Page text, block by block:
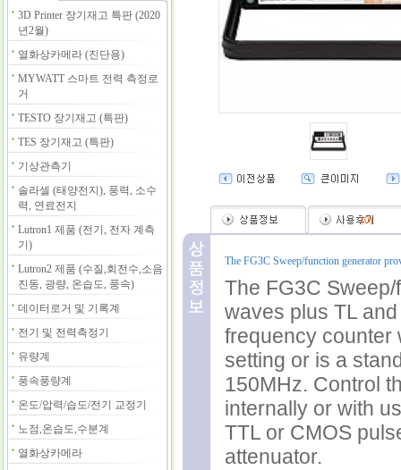
3D Printer 장기재고 특판 (2020
년2월)
열화상카메라 (진단용)
MYWATT 스마트 전력 측정로
거
TESTO 장기재고 (특판)
TES 장기재고 (특판)
기상관측기
솔라셀 (태양전지), 풍력, 소수
력, 연료전지
Lutron1 제품 (전기, 전자 계측
기)
Lutron2 제품 (수질,회전수,소음
진동, 광량, 온습도, 풍속)
데이터로거 및 기록계
전기 및 전력측정기
유량계
풍속풍량계
온도/압력/습도/전기 교정기
노점,온습도,수분계
열화상카메라
(0)
The FG3C Sweep/function generator
The FG3C
waves plus TL
frequency counter
setting or is a
150MHz. Control
internally or with
TTL or CMOS
attenuator.